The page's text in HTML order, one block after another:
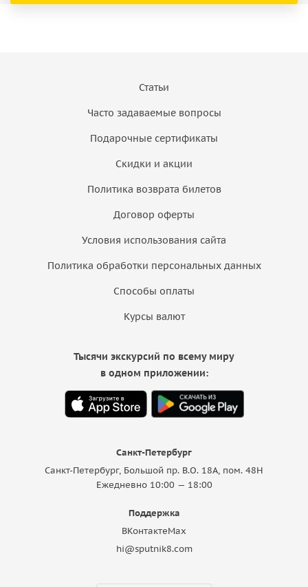
Статьи
Часто задаваемые вопросы
Подарочные сертификаты
Скидки и акции
Политика возврата билетов
Договор оферты
Условия использования сайта
Политика обработки персональных данных
Способы оплаты
Курсы валют
Санкт-Петербург
Санкт-Петербург, Большой пр. В.О. 18A, пом. 48Н
Ежедневно 10:00 — 18:00
Поддержка
ВКонтактеMax
hi@sputnik8.com
Тысячи экскурсий по всему миру
в одном приложении: